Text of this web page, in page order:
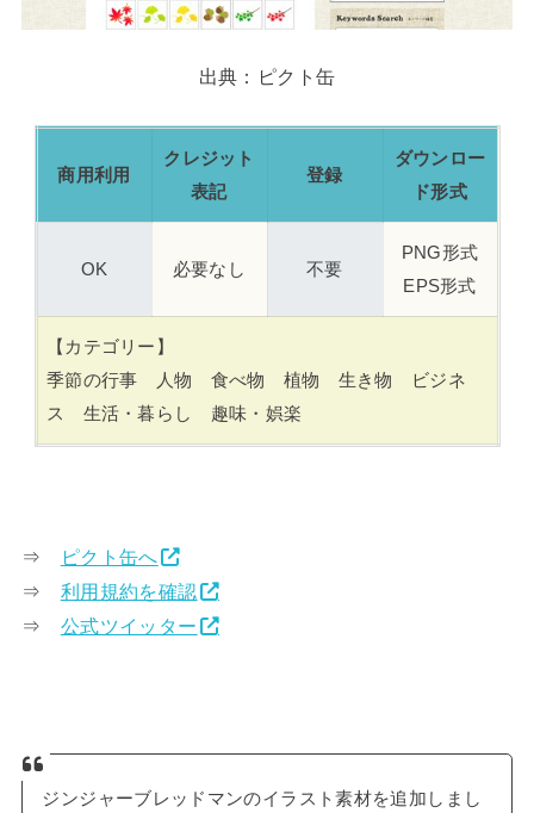
出典：ピクト缶
商用利用
クレジット
表記
登録
ダウンロー
ド形式
OK 必要なし 不要
PNG形式
EPS形式
【カテゴリー】
季節の行事 人物 食べ物 植物 生き物 ビジネ
ス 生活・暮らし 趣味・娯楽
⇒
ピクト缶へ
⇒ 利用規約を確認
⇒ 公式ツイッター
ジンジャーブレッドマンのイラスト素材を追加しまし